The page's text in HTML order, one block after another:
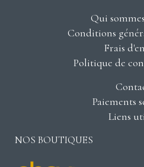
Qui
Conditions
Frais
Politique de
Paiements
Liens
NOS BOUTIQUES